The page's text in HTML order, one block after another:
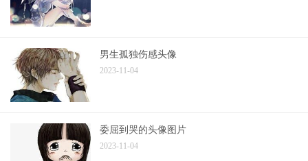
男生孤独伤感头像
2023-11-04
委屈到哭的头像图片
2023-11-04